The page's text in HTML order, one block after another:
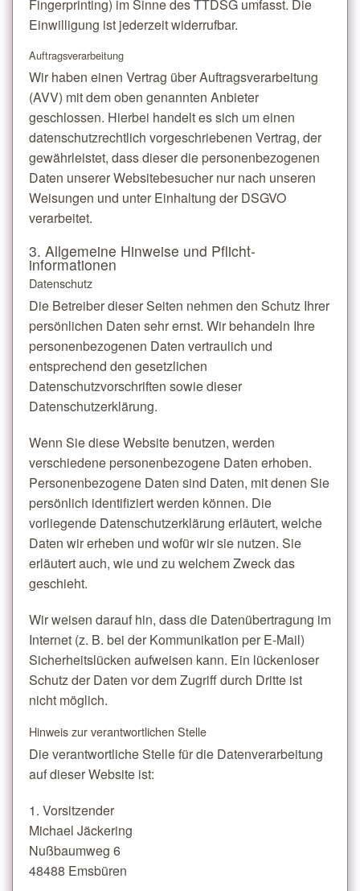
Fingerprinting) im Sinne des TTDSG umfasst. Die
Einwilligung ist jederzeit widerrufbar.
Auftragsverarbeitung
Wir haben einen Vertrag über Auftragsverarbeitung
(AVV) mit dem oben genannten Anbieter
geschlossen. Hierbei handelt es sich um einen
datenschutzrechtlich vorgeschriebenen Vertrag, der
gewährleistet, dass dieser die personenbezogenen
Daten unserer Websitebesucher nur nach unseren
Weisungen und unter Einhaltung der DSGVO
verarbeitet.
3. Allgemeine Hinweise und Pflicht­
informationen
Datenschutz
Die Betreiber dieser Seiten nehmen den Schutz Ihrer
persönlichen Daten sehr ernst. Wir behandeln Ihre
personenbezogenen Daten vertraulich und
entsprechend den gesetzlichen
Datenschutzvorschriften sowie dieser
Datenschutzerklärung.
Wenn Sie diese Website benutzen, werden
verschiedene personenbezogene Daten erhoben.
Personenbezogene Daten sind Daten, mit denen Sie
persönlich identifiziert werden können. Die
vorliegende Datenschutzerklärung erläutert, welche
Daten wir erheben und wofür wir sie nutzen. Sie
erläutert auch, wie und zu welchem Zweck das
geschieht.
Wir weisen darauf hin, dass die Datenübertragung im
Internet (z. B. bei der Kommunikation per E-Mail)
Sicherheitslücken aufweisen kann. Ein lückenloser
Schutz der Daten vor dem Zugriff durch Dritte ist
nicht möglich.
Hinweis zur verantwortlichen Stelle
Die verantwortliche Stelle für die Datenverarbeitung
auf dieser Website ist:
1. Vorsitzender
Michael Jäckering
Nußbaumweg 6
48488 Emsbüren